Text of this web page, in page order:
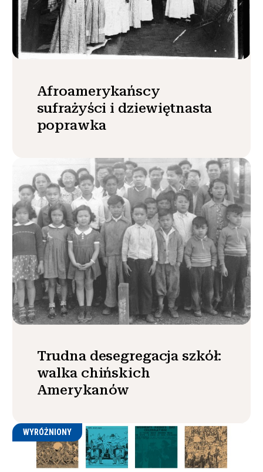
Afroamerykańscy
sufrażyści i dziewiętnasta
poprawka
Trudna desegregacja szkół:
walka chińskich
Amerykanów
WYRÓŻNIONY